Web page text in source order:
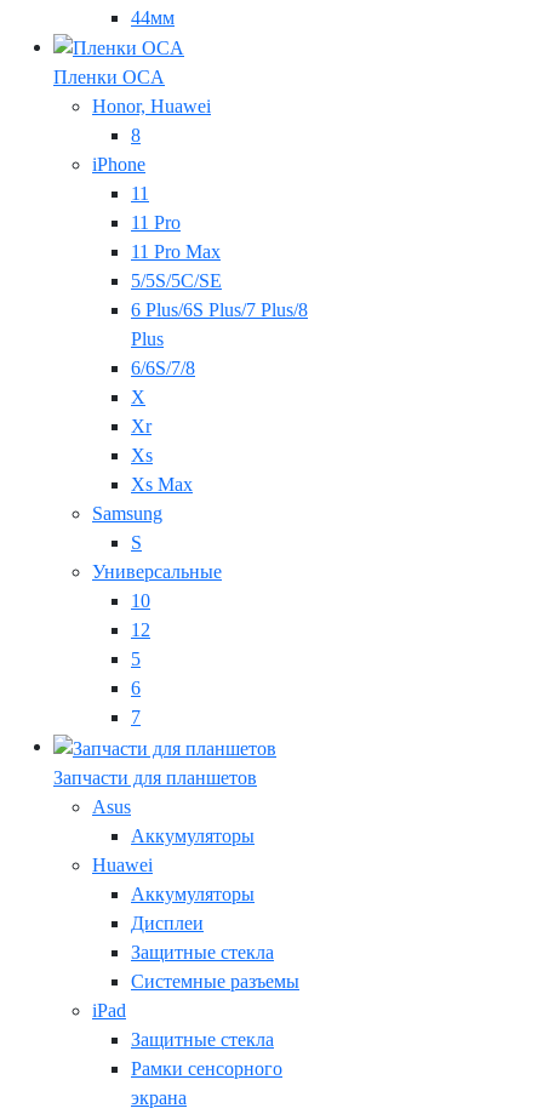
44мм
Пленки OCA
Honor, Huawei
8
iPhone
11
11 Pro
11 Pro Max
5/5S/5C/SE
6 Plus/6S Plus/7 Plus/8
Plus
6/6S/7/8
X
Xr
Xs
Xs Max
Samsung
S
Универсальные
10
12
5
6
7
Запчасти для планшетов
Asus
Аккумуляторы
Huawei
Аккумуляторы
Дисплеи
Защитные стекла
Системные разъемы
iPad
Защитные стекла
Рамки сенсорного
экрана